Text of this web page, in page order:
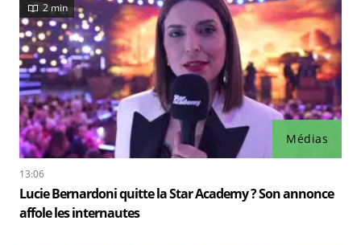
Médias
2 min
13:06
Lucie Bernardoni quitte la Star Academy ? Son annonce
affole les internautes